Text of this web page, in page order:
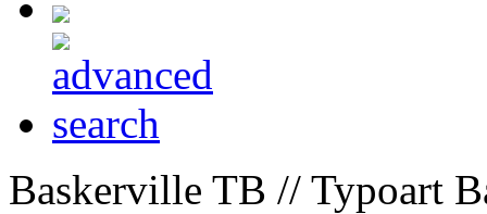
Baskerville TB // Typoart